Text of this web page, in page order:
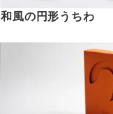
和風の円形うちわ